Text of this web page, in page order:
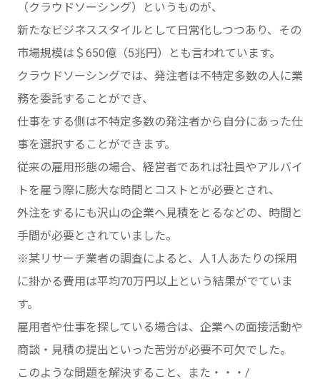
（クラウドソーシング）というものが、
新たなビジネススタイルとして日常化しつつあり、その
市場規模は＄650億（5兆円）とも言われています。
クラウドソーシングでは、発注者は不特定多数の人に業
務を委託することができ、
仕事をする側は不特定多数の発注者から自分にあった仕
事を選択することができます。
従来の雇用形態の場合、経営者であれば社員やアルバイ
トを雇う際に膨大な時間とコストとが必要とされ、
外注をするにも沢山の企業へ見積をとるなどの、時間と
手間が必要とされていました。
※某リサーチ業者の調査によると、人1人あたりの採用
に掛かる費用は平均70万円以上という結果がでていま
す。
雇用者や仕事を探している場合は、企業への面接活動や
商談・見積の提出といった苦労が必要不可欠でした。
このような問題を解決すること、また・・・/